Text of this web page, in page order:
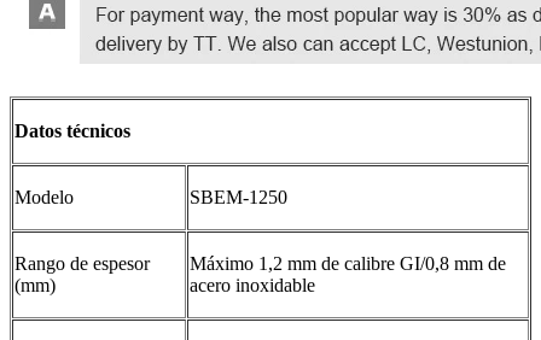
Datos técnicos
Modelo SBEM-1250
Rango de espesor
(mm)
Máximo 1,2 mm de calibre GI/0,8 mm de
acero inoxidable